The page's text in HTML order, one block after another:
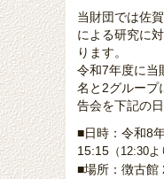
当財団では佐
による研究に
ります。
令和7年度に当
名と2グループ
告会を下記の
■日時：令和8
15:15 （12:30よ
■場所：徴古館